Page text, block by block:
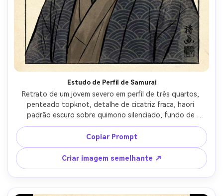
Estudo de Perfil de Samurai
Retrato de um jovem severo em perfil de três quartos,
penteado topknot, detalhe de cicatriz fraca, haori
padrão escuro sobre quimono silenciado, fundo de
nuvens à deriva e um único disco de sol vermelho,
contornos caligráficos fortes, destacos sutis como mica
no tecido, paleta contida, preenchimento de cor plana
limpa com sombreamento bokashi nas bochechas, textura
washi, intensidade clássica inspirada em kabuki sem
exagero, assimetria equilibrada- -ar 4:5
Copiar Prompt
Criar imagem semelhante ↗